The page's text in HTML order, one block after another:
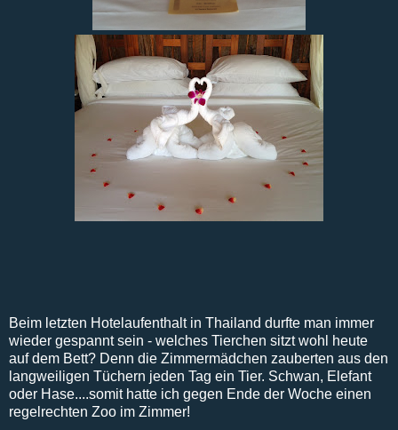
Beim letzten Hotelaufenthalt in Thailand durfte man immer
wieder gespannt sein - welches Tierchen sitzt wohl heute
auf dem Bett? Denn die Zimmermädchen zauberten aus den
langweiligen Tüchern jeden Tag ein Tier. Schwan, Elefant
oder Hase....somit hatte ich gegen Ende der Woche einen
regelrechten Zoo im Zimmer!